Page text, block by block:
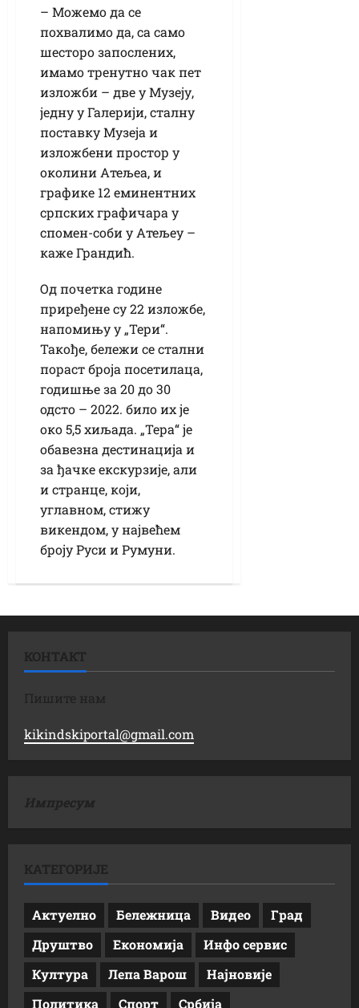
– Можемо да се
похвалимо да, са само
шесторо запослених,
имамо тренутно чак пет
изложби – две у Музеју,
једну у Галерији, сталну
поставку Музеја и
изложбени простор у
околини Атељеа, и
графике 12 еминентних
српских графичара у
спомен-соби у Атељеу –
каже Грандић.
Од почетка године
приређене су 22 изложбе,
напомињу у „Тери“.
Такође, бележи се стални
пораст броја посетилаца,
годишње за 20 до 30
одсто – 2022. било их је
око 5,5 хиљада. „Тера“ је
обавезна дестинација и
за ђачке екскурзије, али
и странце, који,
углавном, стижу
викендом, у највећем
броју Руси и Румуни.
КОНТАКТ
Пишите нам
kikindskiportal@gmail.com
Импресум
КАТЕГОРИЈЕ
Актуелно Бележница Видео
Град
Друштво
Економија
Инфо сервис
Култура
Лепа Варош
Најновије
Политика
Спорт Србија